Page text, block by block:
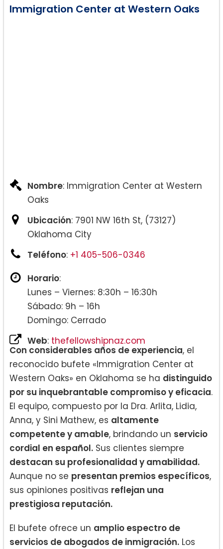
Immigration Center at Western Oaks
Nombre: Immigration Center at Western
Oaks
Ubicación: 7901 NW 16th St, (73127)
Oklahoma City
Teléfono: +1 405-506-0346
Horario:
Lunes – Viernes: 8:30h – 16:30h
Sábado: 9h – 16h
Domingo: Cerrado
Web: thefellowshipnaz.com
Con considerables años de experiencia, el
reconocido bufete «Immigration Center at
Western Oaks» en Oklahoma se ha distinguido
por su inquebrantable compromiso y eficacia.
El equipo, compuesto por la Dra. Arlita, Lidia,
Anna, y Sini Mathew, es altamente
competente y amable, brindando un servicio
cordial en español. Sus clientes siempre
destacan su profesionalidad y amabilidad.
Aunque no se presentan premios específicos,
sus opiniones positivas reflejan una
prestigiosa reputación.
El bufete ofrece un amplio espectro de
servicios de abogados de inmigración. Los